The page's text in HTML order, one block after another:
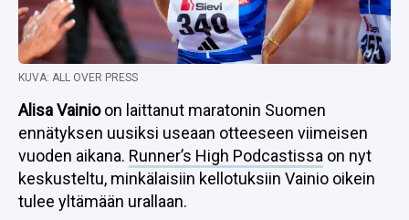
KUVA: ALL OVER PRESS
Alisa Vainioon laittanut maratonin Suomen
ennätyksen uusiksi useaan otteeseen viimeisen
vuoden aikana. Runner’s High Podcastissa on nyt
keskusteltu, minkälaisiin kellotuksiin Vainio oikein
tulee yltämään urallaan.